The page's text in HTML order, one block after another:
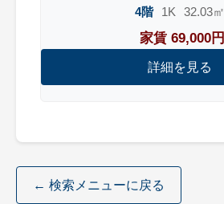
4階 1K 32.03㎡
家賃 69,000円
詳細を見る
← 検索メニューに戻る